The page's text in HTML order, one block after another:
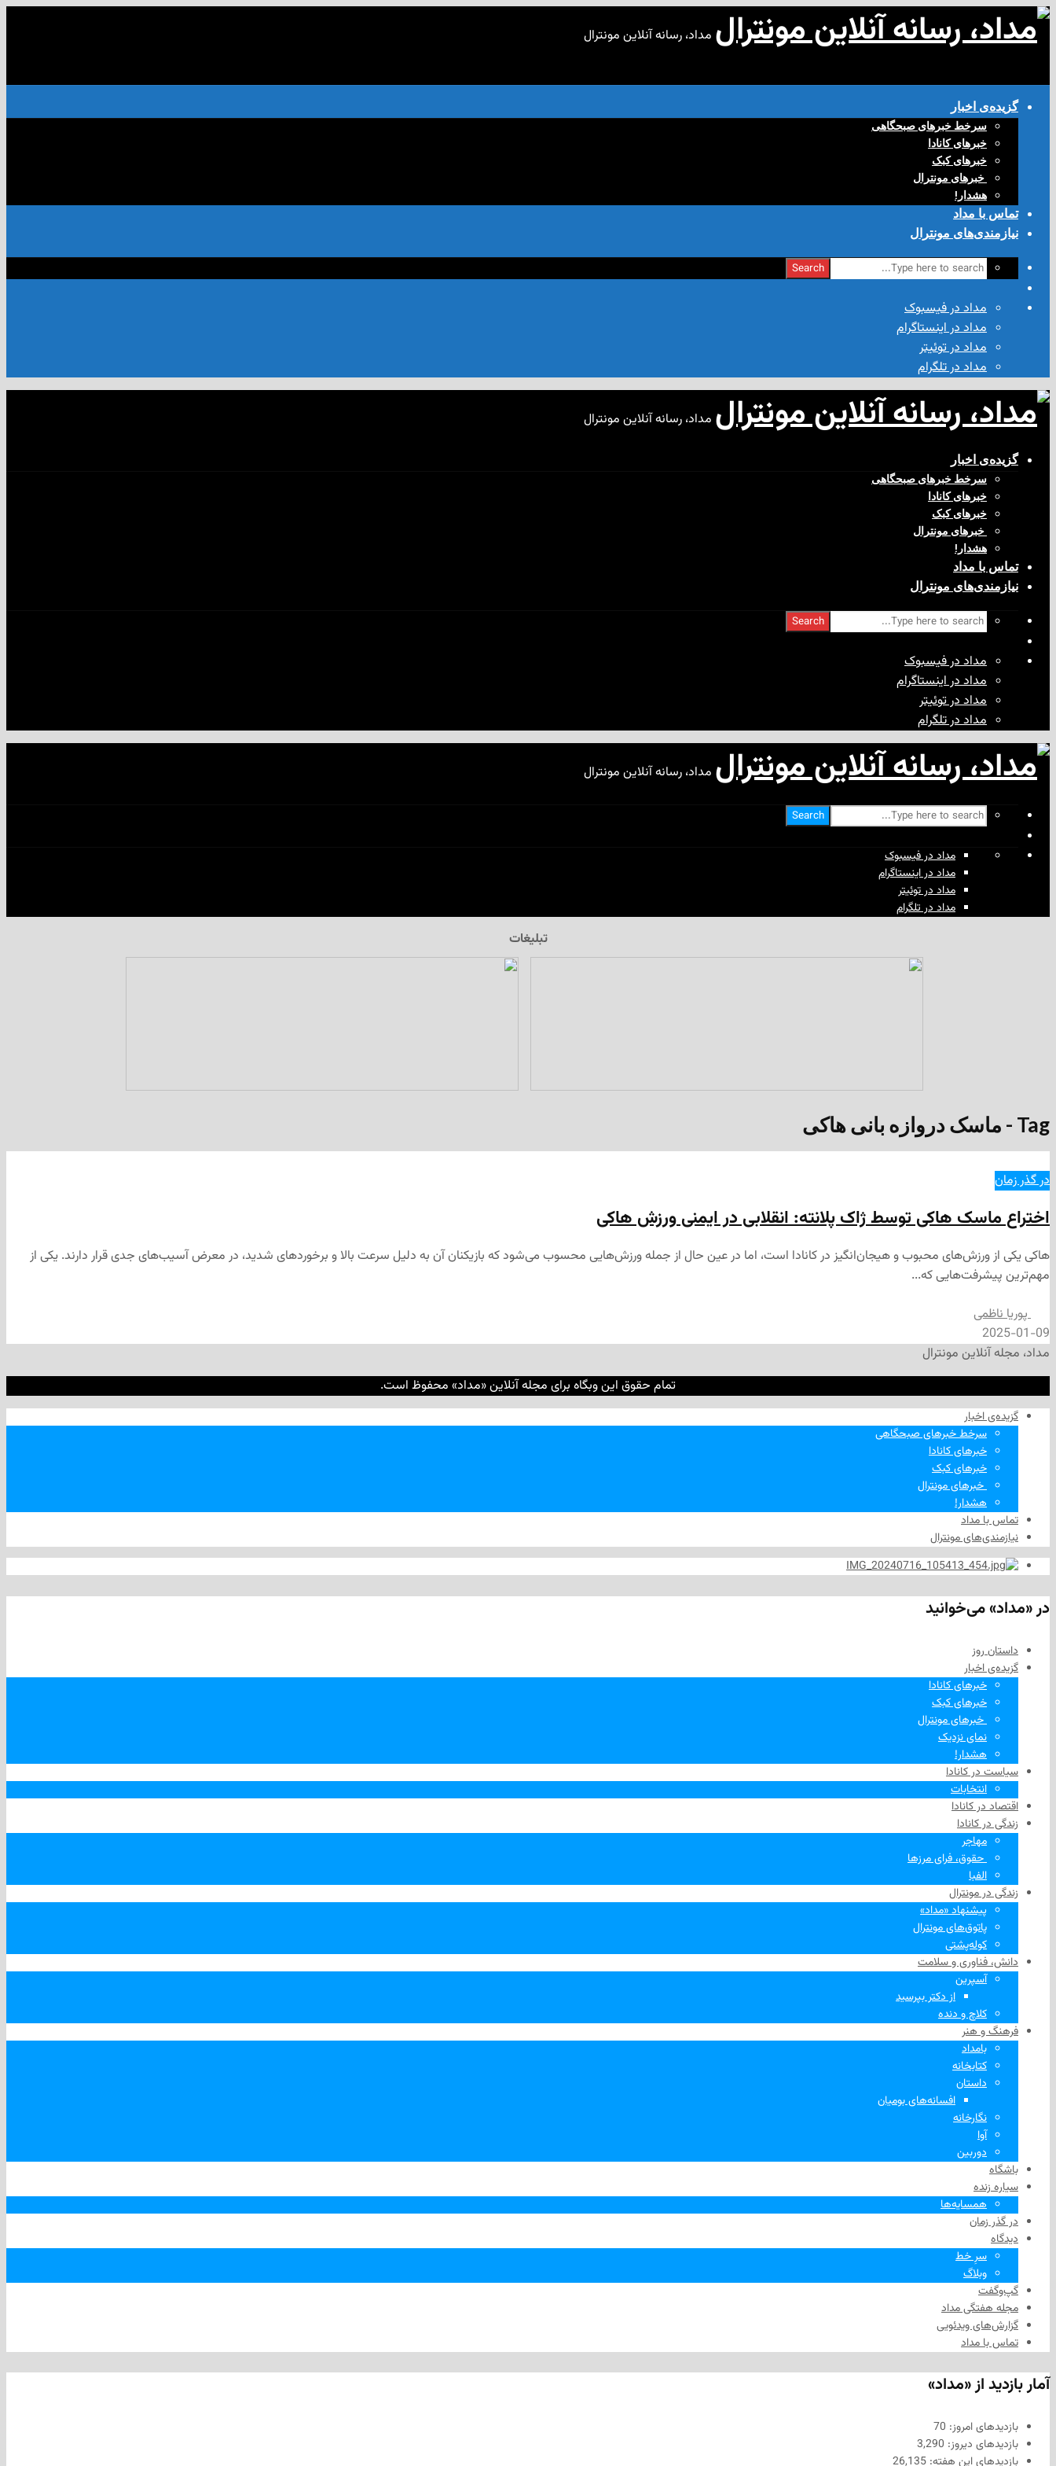
مداد، رسانه آنلاین مونترال
گزیده‌ی‌ اخبار
سرخط خبرهای صبحگاهی
خبرهای کانادا
خبرهای کبک
‌ خبرهای مونترال
هشدار!
تماس با مداد
نیازمندی‌های مونترال
Search
مداد در فیسبوک
مداد در اینستاگرام
مداد در توئیتر
مداد در تلگرام
مداد، رسانه آنلاین مونترال
گزیده‌ی‌ اخبار
سرخط خبرهای صبحگاهی
خبرهای کانادا
خبرهای کبک
‌ خبرهای مونترال
هشدار!
تماس با مداد
نیازمندی‌های مونترال
Search
مداد در فیسبوک
مداد در اینستاگرام
مداد در توئیتر
مداد در تلگرام
مداد، رسانه آنلاین مونترال
Search
مداد در فیسبوک
مداد در اینستاگرام
مداد در توئیتر
مداد در تلگرام
تبلیغات
Tag - ماسک دروازه بانی هاکی
در گذر زمان
اختراع ماسک هاکی توسط ژاک پلانته: انقلابی در ایمنی ورزش هاکی
هاکی یکی از ورزش‌های محبوب و هیجان‌انگیز در کانادا است، اما در عین حال از جمله ورزش‌هایی محسوب می‌شود که بازیکنان آن به دلیل سرعت بالا و برخوردهای شدید، در معرض آسیب‌های جدی قرار دارند. یکی از
مهم‌ترین پیشرفت‌هایی که...
پوریا ناظمی
2025-01-09
مداد، مجله آنلاین مونترال
تمام حقوق این وبگاه برای مجله آنلاین «مداد» محفوظ است.
گزیده‌ی‌ اخبار
سرخط خبرهای صبحگاهی
خبرهای کانادا
خبرهای کبک
‌ خبرهای مونترال
هشدار!
تماس با مداد
نیازمندی‌های مونترال
در «مداد» می‌خوانید
داستان روز
گزیده‌ی‌ اخبار
خبرهای کانادا
خبرهای کبک
‌ خبرهای مونترال
نمای نزدیک
هشدار!
سیاست در کانادا
انتخابات
اقتصاد در کانادا
زندگی در کانادا
مهاجر
‌ حقوق، فرای مرزها
الفبا
زندگی در مونترال
پیشنهاد «مداد»
پاتوق‌های مونترال
کوله‌پشتی
دانش، فناوری و سلامت
آسپرین
از دکتر بپرسید
کلاچ و دنده
فرهنگ و هنر
بامداد
کتابخانه
داستان
افسانه‌های بومیان
نگارخانه
آوا
دوربین
باشگاه
سیاره زنده
همسایه‌ها
در گذر زمان
دیدگاه
سرِ خط
وبلاگ
گپ‌وگفت
مجله هفتگی مداد
گزارش‌های ویدئویی
تماس با مداد
آمار بازدید از «مداد»
بازدیدهای امروز: 70
بازدیدهای دیروز: 3,290
بازدیدهای این هفته: 26,135